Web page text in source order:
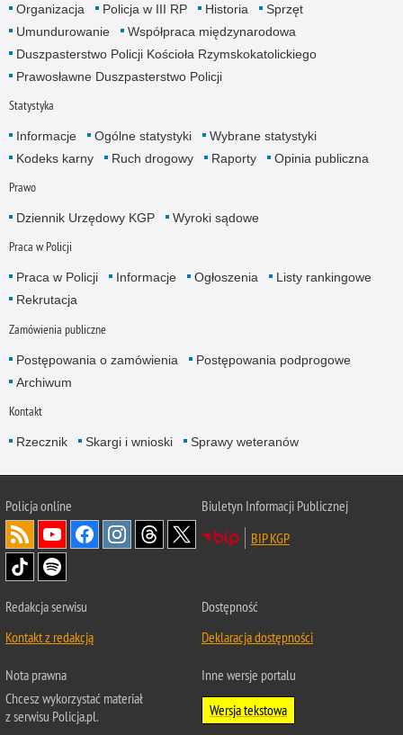
Organizacja
Policja w III RP Historia
Sprzęt
Umundurowanie
Współpraca międzynarodowa
Duszpasterstwo Policji Kościoła Rzymskokatolickiego
Prawosławne Duszpasterstwo Policji
Statystyka
Informacje Ogólne statystyki
Wybrane statystyki
Kodeks karny
Ruch drogowy Raporty Opinia publiczna
Prawo
Dziennik Urzędowy KGP Wyroki sądowe
Praca w Policji
Praca w Policji Informacje Ogłoszenia
Listy rankingowe
Rekrutacja
Zamówienia publiczne
Postępowania o zamówienia
Postępowania podprogowe
Archiwum
Kontakt
Rzecznik Skargi i wnioski Sprawy weteranów
Policjaonline
Biuletyn Informacji Publicznej
BIP KGP
Redakcja serwisu
Kontakt z redakcją
Dostępność
Deklaracja dostępności
Nota prawna
Chcesz wykorzystać materiał
z serwisu Policja.pl.
Inne wersje portalu
Wersja tekstowa